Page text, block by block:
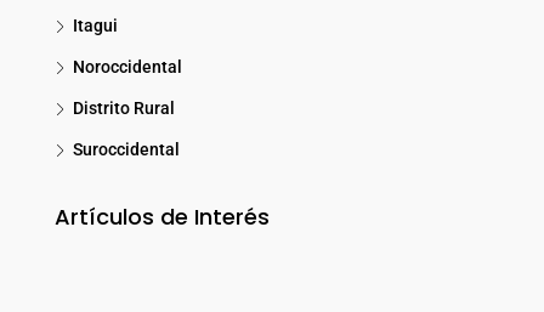
Itagui
Noroccidental
Distrito Rural
Suroccidental
Artículos de Interés